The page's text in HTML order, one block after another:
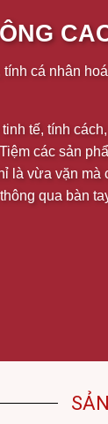
cá nhân
tế, tính
các sản
là vừa vặn mà
qua bàn